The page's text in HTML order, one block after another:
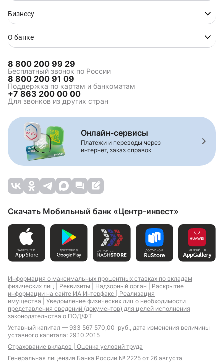
Бизнесу
О банке
8 800 200 99 29
Бесплатный звонок по России
8 800 200 91 09
Поддержка по картам и банкоматам
+7 863 200 00 00
Для звонков из других стран
Онлайн-сервисы
Платежи и переводы через
интернет, заказ справок
Скачать Мобильный банк «Центр-инвест»
Информация о максимальных процентных ставках по вкладам
физических лиц | Реквизиты | Надзорный орган | Раскрытие
информации на сайте ИА Интерфакс | Реализация
имущества | Уведомление физических лиц о необходимости
представления сведений (документов) для целей исполнения
законодательства о ПОД/ФТ
Уставный капитал — 933 567 570,00 руб., дата изменения величины
уставного капитала: 29.10.2015
Страхование вкладов | Оценка условий труда
Генеральная лицензия Банка России № 2225 от 26 августа